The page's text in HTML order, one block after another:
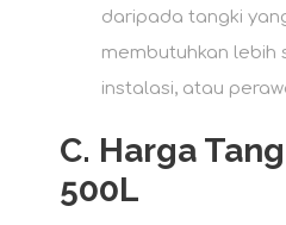
daripada tangki
membutuhkan lebih
instalasi, atau
C. Harga
500L